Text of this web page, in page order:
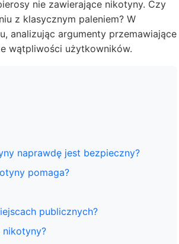
nie zawierające nikotyny. Czy
z klasycznym paleniem? W
analizując argumenty przemawiające
wątpliwości użytkowników.
naprawdę jest bezpieczny?
pomaga?
publicznych?
nikotyny?